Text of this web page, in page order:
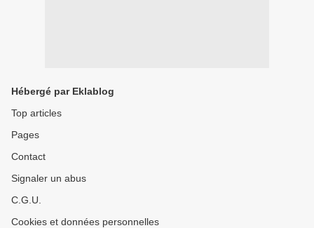
Hébergé par Eklablog
Top articles
Pages
Contact
Signaler un abus
C.G.U.
Cookies et données personnelles